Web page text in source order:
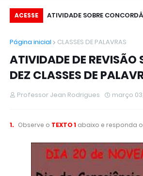
ACESSE ATIVIDADE SOBRE
Página inicial CLASSES DE PALAVRAS
ATIVIDADE DE REVISÃO
DEZ CLASSES DE
Professor Jean Rodrigues março
1. Observe o TEXTO 1 abaixo e responda